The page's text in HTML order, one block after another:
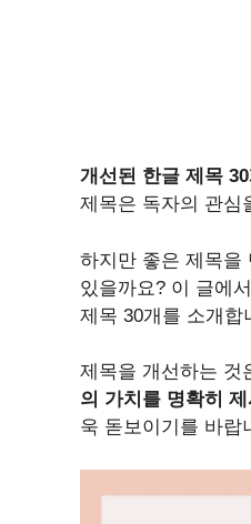
개선된 한글 제목 30
제목은 독자의 관심
하지만 좋은 제목을
있을까요? 이 글에
제목 30개를 소개합
제목을 개선하는 것
의 가치를 명확히
욱 돋보이기를 바랍